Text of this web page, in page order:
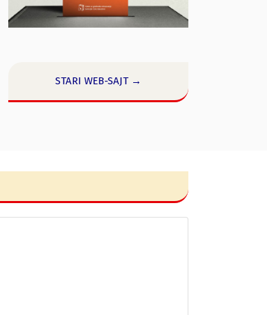
STARI WEB-SAJT →